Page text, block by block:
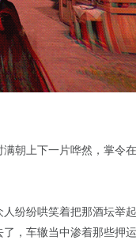
朝上下一片哗然，掌令
纷纷哄笑着把那酒坛举
，车辙当中渗着那些押运